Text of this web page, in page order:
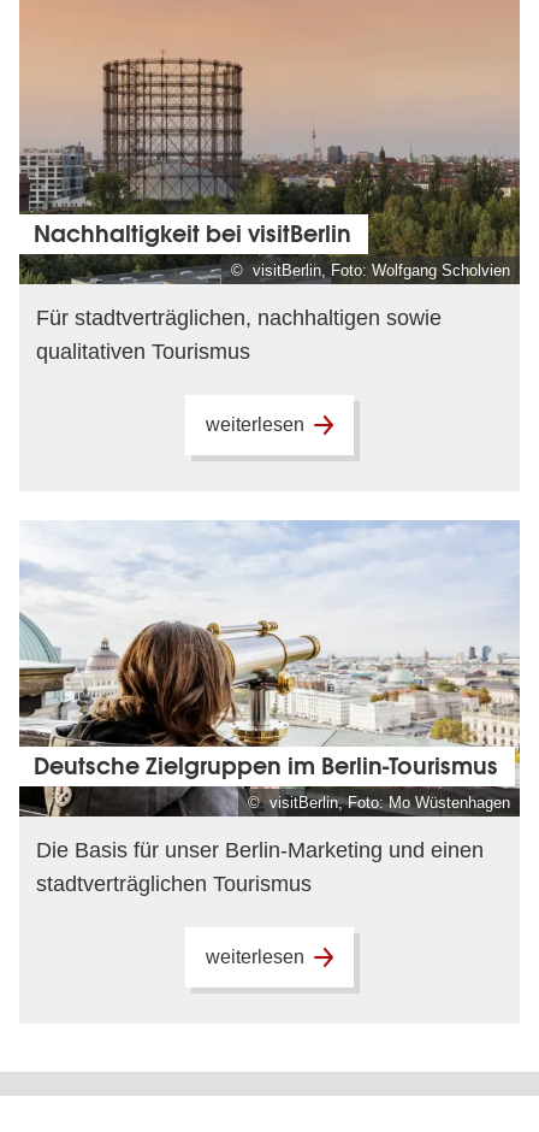
© visitBerlin, Foto: Wolfgang Scholvien
Nachhaltigkeit bei visitBerlin
Für stadtverträglichen, nachhaltigen sowie
qualitativen Tourismus
weiterlesen
© visitBerlin, Foto: Mo Wüstenhagen
Deutsche Zielgruppen im Berlin-Tourismus
Die Basis für unser Berlin-Marketing und einen
stadtverträglichen Tourismus
weiterlesen